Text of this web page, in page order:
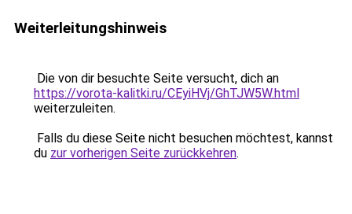
Weiterleitungshinweis
Die von dir besuchte Seite versucht, dich an
https://vorota-kalitki.ru/CEyiHVj/GhTJW5W.html
weiterzuleiten.
Falls du diese Seite nicht besuchen möchtest, kannst
du zur vorherigen Seite zurückkehren.